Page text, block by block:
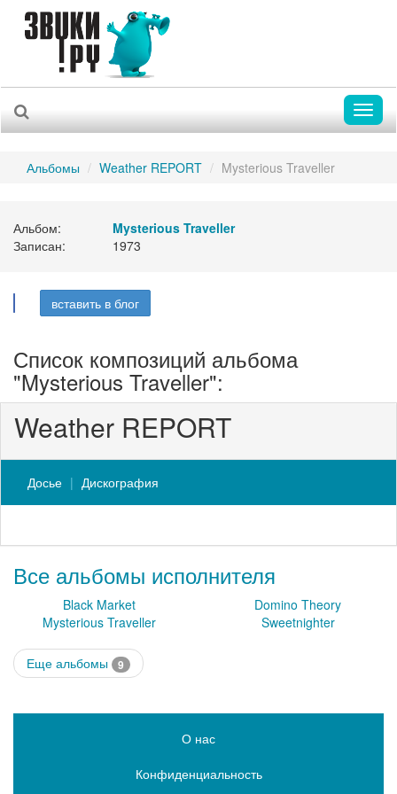
Альбомы Weather REPORT Mysterious Traveller
Альбом:
Mysterious Traveller
Записан:
1973
вставить в блог
Список композиций альбома
"Mysterious Traveller":
Weather REPORT
Досье Дискография
Все альбомы исполнителя
Black Market
Domino Theory
Mysterious Traveller
Sweetnighter
Еще альбомы 9
О нас
Конфиденциальность